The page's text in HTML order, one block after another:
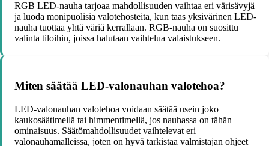
RGB LED-nauha tarjoaa mahdollisuuden vaihtaa eri värisävyjä
ja luoda monipuolisia valotehosteita, kun taas yksivärinen LED-
nauha tuottaa yhtä väriä kerrallaan. RGB-nauha on suosittu
valinta tiloihin, joissa halutaan vaihtelua valaistukseen.
Miten säätää LED-valonauhan valotehoa?
LED-valonauhan valotehoa voidaan säätää usein joko
kaukosäätimellä tai himmentimellä, jos nauhassa on tähän
ominaisuus. Säätömahdollisuudet vaihtelevat eri
valonauhamalleissa, joten on hyvä tarkistaa valmistajan ohjeet